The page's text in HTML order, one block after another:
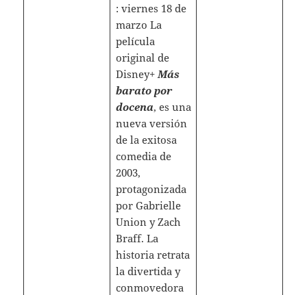
: viernes 18 de
marzo La
película
original de
Disney+ Más
barato por
docena, es una
nueva versión
de la exitosa
comedia de
2003,
protagonizada
por Gabrielle
Union y Zach
Braff. La
historia retrata
la divertida y
conmovedora